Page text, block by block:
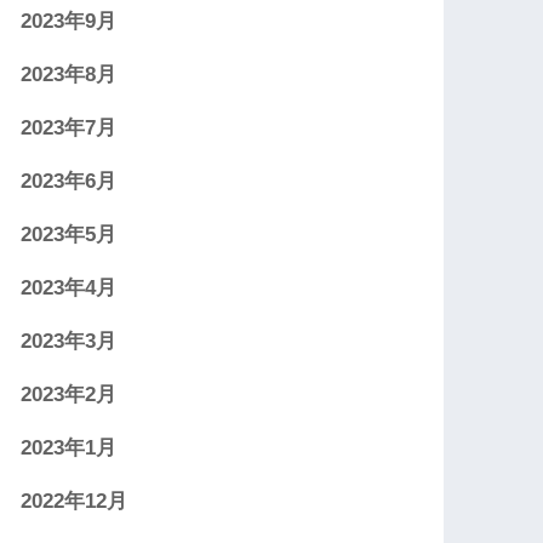
2023年9月
2023年8月
2023年7月
2023年6月
2023年5月
2023年4月
2023年3月
2023年2月
2023年1月
2022年12月